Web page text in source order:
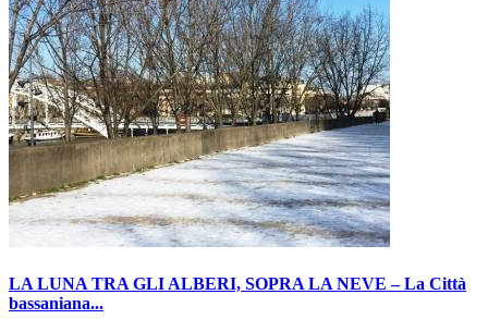
LA LUNA TRA GLI ALBERI, SOPRA LA NEVE – La Città
bassaniana...